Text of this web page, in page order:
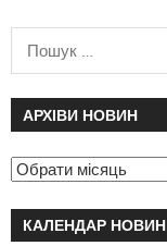
АРХІВИ НОВИН
КАЛЕНДАР НОВИН